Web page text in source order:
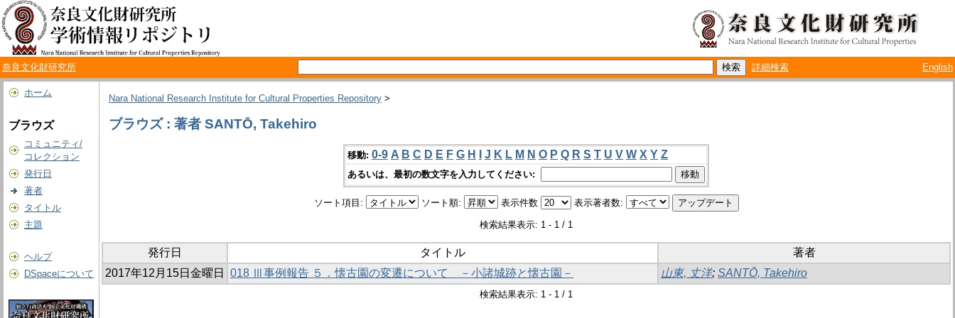
奈良文化財研究所 詳細検索 English
ホーム
ブラウズ
コミュニティ/
コレクション
発行日
著者
タイトル
主題
ヘルプ
DSpaceについて
Nara National Research Institute for Cultural Properties Repository >
ブラウズ : 著者 SANTŌ, Takehiro
移動: 0-9 A B C D E F G H J K L M N O P Q R S T U V W X Y Z
あるいは、最初の数文字を入力してください:
ソート項目: ソート順: 表示件数 表示著者数:
検索結果表示: 1 - 1 / 1
発行日 タイトル
著者
2017年12月15日金曜日
018 Ⅲ事例報告 ５．懐古園の変遷について －小諸城跡と懐古園－ 山東, 丈洋; SANTŌ, Takehiro
検索結果表示: 1 - 1 / 1